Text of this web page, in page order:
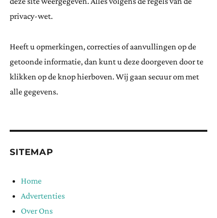
privacy-wet.
Heeft u opmerkingen, correcties of aanvullingen op de
getoonde informatie, dan kunt u deze doorgeven door te
klikken op de knop hierboven. Wij gaan secuur om met
alle gegevens.
SITEMAP
Home
Advertenties
Over Ons